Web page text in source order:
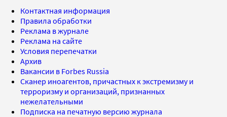
Контактная информация
Правила обработки
Реклама в журнале
Реклама на сайте
Условия перепечатки
Архив
Вакансии в Forbes Russia
Сканер иноагентов, причастных к экстремизму и
терроризму и организаций, признанных
нежелательными
Подписка на печатную версию журнала